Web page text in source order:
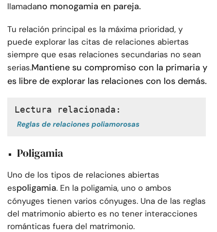
llamadano monogamia en pareja.
Tu relación principal es la máxima prioridad, y
puede explorar las citas de relaciones abiertas
siempre que esas relaciones secundarias no sean
serias.Mantiene su compromiso con la primaria y
es libre de explorar las relaciones con los demás.
Lectura relacionada:
Reglas de relaciones poliamorosas
Poligamia
Uno de los tipos de relaciones abiertas
espoligamia. En la poligamia, uno o ambos
cónyuges tienen varios cónyuges. Una de las reglas
del matrimonio abierto es no tener interacciones
románticas fuera del matrimonio.